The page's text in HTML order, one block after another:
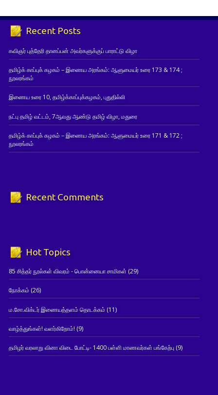
Recent Posts
கவிஞர் புத்தேரி தானப்பன் அவர்களுக்குப் பாராட்டு விழா
தமிழ்க் காப்புக் கழகம் – இணைய அரங்கம்: ஆளுமையர் உரை 173 & 174 ;
நூலரங்கம்
இணைய உரை 10, தமிழ்க்காப்புக்கழகம், புதுதில்லி
நட்பு தமிழ் வட்டம், 7ஆவது ஆண்டு தமிழ் விழா, மதுரை
தமிழ்க் காப்புக் கழகம் – இணைய அரங்கம்: ஆளுமையர் உரை 171 & 172 ;
நூலரங்கம்
Recent Comments
Hot Topics
85 சித்தர் நூல்கள் விவரம் - பொன்னையா சாமிகள் (29)
நோக்கம் (26)
ம.சோ.விக்டர் இணையத்தளம் தொடக்கம் (11)
வாழ்த்துங்கள்! வளர்கிறோம்! (9)
தமிழர் வரலாறு வினா விடை போட்டி- 1400 பள்ளி மாணவர்கள் பங்கேற்பு(9)